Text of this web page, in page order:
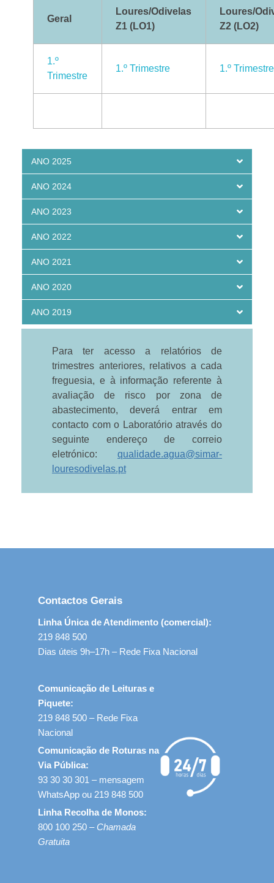
Geral
Loures/Odivelas
Z1 (LO1)
Loures/
Z2 (LO2)
1.º
Trimestre
1.º Trimestre 1.º Trimestre
ANO 2025
ANO 2024
ANO 2023
ANO 2022
ANO 2021
ANO 2020
ANO 2019
Para ter acesso a relatórios de
trimestres anteriores, relativos a cada
freguesia, e à informação referente à
avaliação de risco por zona de
abastecimento, deverá entrar em
contacto com o Laboratório através do
seguinte endereço de correio
eletrónico: qualidade.agua@simar-
louresodivelas.pt
Contactos Gerais
Linha Única de Atendimento (comercial):
219 848 500
Dias úteis 9h–17h – Rede Fixa Nacional
Comunicação de Leituras e
Piquete:
219 848 500 – Rede Fixa
Nacional
Comunicação de Roturas na
Via Pública:
93 30 30 301 – mensagem
WhatsApp ou 219 848 500
Linha Recolha de Monos:
800 100 250 – Chamada
Gratuita